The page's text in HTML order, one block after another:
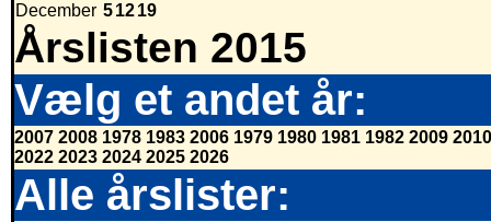
December 51219
Årslisten 2015
Vælg et andet år:
2007 2008 1978 1983 2006 1979 1980 1981 1982 2009 2010
2022 2023 2024 2025 2026
Alle årslister: